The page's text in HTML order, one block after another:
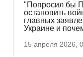
"Попросил бы
остановить
главных
Украине и
15 апреля 2026,